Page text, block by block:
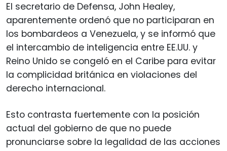
El secretario de Defensa, John Healey,
aparentemente ordenó que no participaran en
los bombardeos a Venezuela, y se informó que
el intercambio de inteligencia entre EE.UU. y
Reino Unido se congeló en el Caribe para evitar
la complicidad británica en violaciones del
derecho internacional.
Esto contrasta fuertemente con la posición
actual del gobierno de que no puede
pronunciarse sobre la legalidad de las acciones